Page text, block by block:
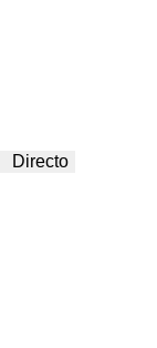
Directo